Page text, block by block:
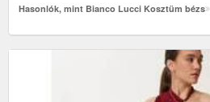
Hasonlók, mint Bianco Lucci Kosztüm bézs